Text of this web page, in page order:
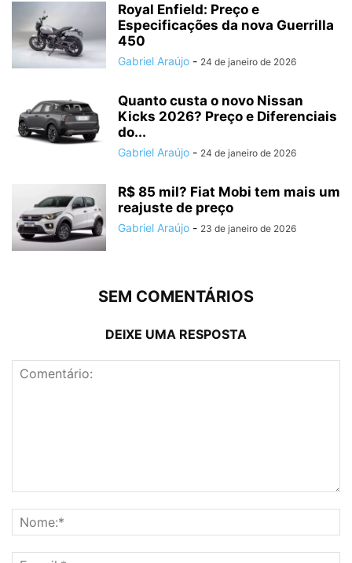
Royal Enfield: Preço e
Especificações da nova Guerrilla
450
Gabriel Araújo - 24 de janeiro de 2026
Quanto custa o novo Nissan
Kicks 2026? Preço e Diferenciais
do...
Gabriel Araújo - 24 de janeiro de 2026
R$ 85 mil? Fiat Mobi tem mais um
reajuste de preço
Gabriel Araújo - 23 de janeiro de 2026
SEM COMENTÁRIOS
DEIXE UMA RESPOSTA